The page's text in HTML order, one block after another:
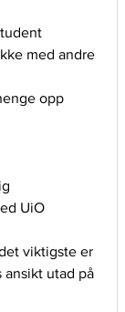
med andre
opp
UiO
viktigste er
utad på